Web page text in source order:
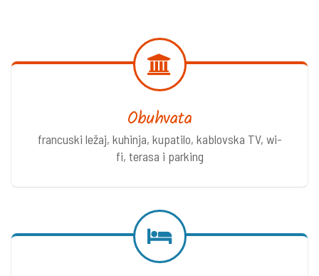
Obuhvata
francuski ležaj, kuhinja, kupatilo, kablovska TV, wi-
fi, terasa i parking